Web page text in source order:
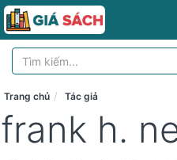
Trang chủ Tác giả
frank h.